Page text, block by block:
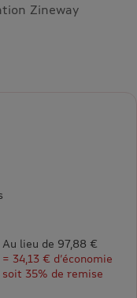
Zineway
Au lieu de 97,88 €
= 34,13 € d’économie
soit 35% de remise